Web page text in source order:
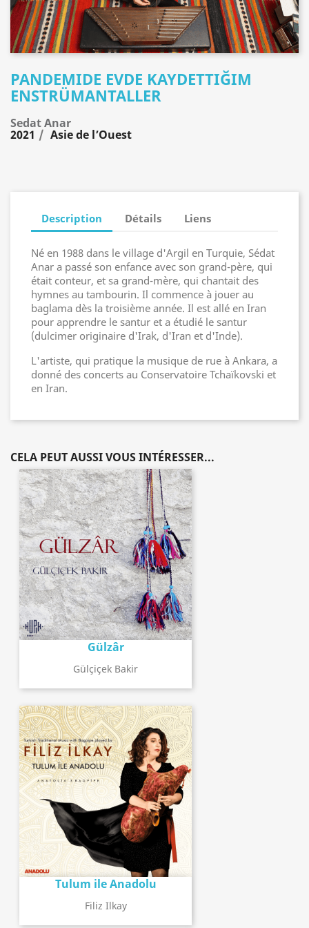
PANDEMIDE EVDE KAYDETTIĞIM
ENSTRÜMANTALLER
Sedat Anar
2021 Asie de l’Ouest
Description Détails Liens
Né en 1988 dans le village d'Argil en Turquie, Sédat
Anar a passé son enfance avec son grand-père, qui
était conteur, et sa grand-mère, qui chantait des
hymnes au tambourin. Il commence à jouer au
baglama dès la troisième année. Il est allé en Iran
pour apprendre le santur et a étudié le santur
(dulcimer originaire d'Irak, d'Iran et d'Inde).
L'artiste, qui pratique la musique de rue à Ankara, a
donné des concerts au Conservatoire Tchaïkovski et
en Iran.
CELA PEUT AUSSI VOUS INTÉRESSER...
Gülzâr
Gülçiçek Bakir
Tulum ile Anadolu
Filiz Ilkay